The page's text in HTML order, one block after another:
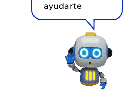
ayudarte